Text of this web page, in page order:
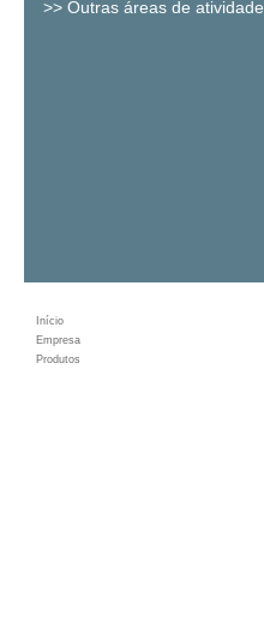
>> Outras áreas de atividade
Início
Empresa
Produtos